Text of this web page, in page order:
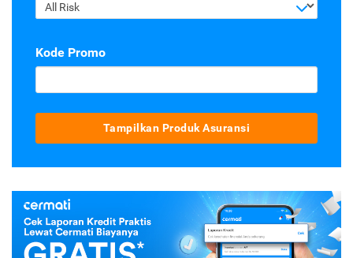
All Risk
Kode Promo
Tampilkan Produk Asuransi